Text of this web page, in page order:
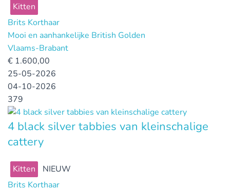
Kitten
Brits Korthaar
Mooi en aanhankelijke British Golden
Vlaams-Brabant
€ 1.600,00
25-05-2026
04-10-2026
379
4 black silver tabbies van kleinschalige
cattery
Kitten
NIEUW
Brits Korthaar